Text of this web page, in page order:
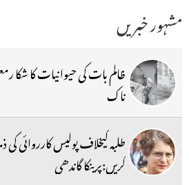
مشہور خبریں
ظالم بات کی حیوانیات کا
ناک
طلبہ کیخلاف پولیس کارروائی
کریں:پرینکا گاندھی